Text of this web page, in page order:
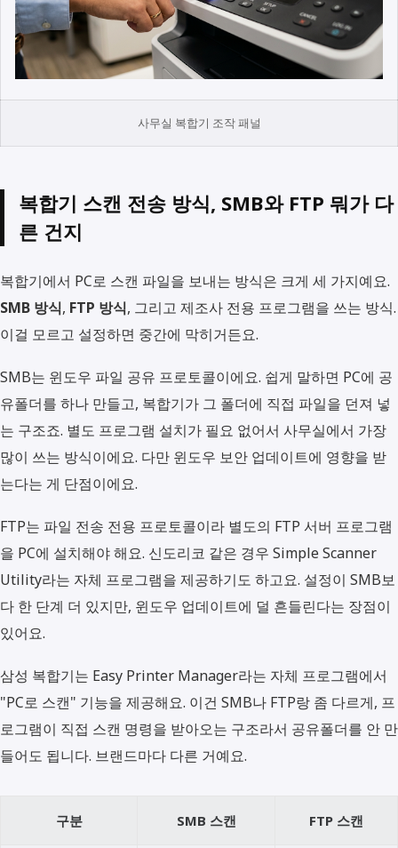
사무실 복합기 조작 패널
복합기 스캔 전송 방식, SMB와 FTP 뭐가 다
른 건지
복합기에서 PC로 스캔 파일을 보내는 방식은 크게 세 가지예요.
SMB 방식, FTP 방식, 그리고 제조사 전용 프로그램을 쓰는 방식.
이걸 모르고 설정하면 중간에 막히거든요.
SMB는 윈도우 파일 공유 프로토콜이에요. 쉽게 말하면 PC에 공
유폴더를 하나 만들고, 복합기가 그 폴더에 직접 파일을 던져 넣
는 구조죠. 별도 프로그램 설치가 필요 없어서 사무실에서 가장
많이 쓰는 방식이에요. 다만 윈도우 보안 업데이트에 영향을 받
는다는 게 단점이에요.
FTP는 파일 전송 전용 프로토콜이라 별도의 FTP 서버 프로그램
을 PC에 설치해야 해요. 신도리코 같은 경우 Simple Scanner
Utility라는 자체 프로그램을 제공하기도 하고요. 설정이 SMB보
다 한 단계 더 있지만, 윈도우 업데이트에 덜 흔들린다는 장점이
있어요.
삼성 복합기는 Easy Printer Manager라는 자체 프로그램에서
"PC로 스캔" 기능을 제공해요. 이건 SMB나 FTP랑 좀 다르게, 프
로그램이 직접 스캔 명령을 받아오는 구조라서 공유폴더를 안 만
들어도 됩니다. 브랜드마다 다른 거예요.
구분 SMB 스캔 FTP 스캔